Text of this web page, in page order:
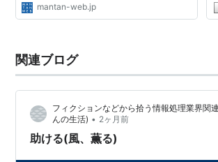
mantan-web.jp
関連ブログ
フィクションなどから拾う情報処理業界関
んの生活) • 2ヶ月前
助ける(風、薫る)